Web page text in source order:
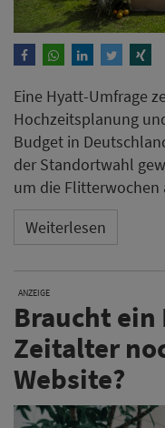
Eine Hyatt-Umfrage
Hochzeitsplanung
Budget in
der Standortwahl
um die Flitterwochen
Weiterlesen
ANZEIGE
Braucht ein
Zeitalter
Website?